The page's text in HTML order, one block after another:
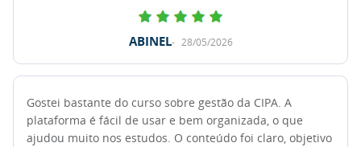
ABINEL 28/05/2026
Gostei bastante do curso sobre gestão da CIPA. A
plataforma é fácil de usar e bem organizada, o que
ajudou muito nos estudos. O conteúdo foi claro, objetivo